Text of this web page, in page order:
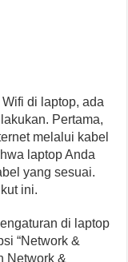
di laptop, ada
Pertama,
melalui kabel
laptop Anda
yang sesuai.
ini.
di laptop
“Network &
Network &